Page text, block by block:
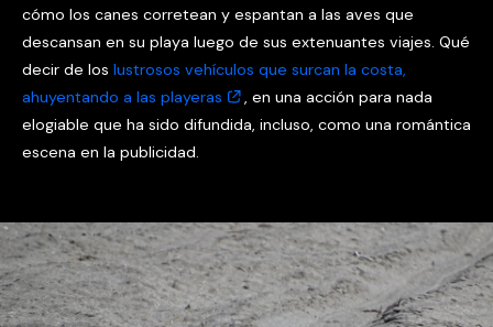
cómo los canes corretean y espantan a las aves que
descansan en su playa luego de sus extenuantes viajes. Qué
decir de los lustrosos vehículos que surcan la costa,
ahuyentando a las playeras
, en una acción para nada
elogiable que ha sido difundida, incluso, como una romántica
escena en la publicidad.